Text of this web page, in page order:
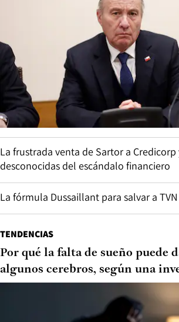
La frustrada venta de Sartor a
desconocidas del escándalo financiero
La fórmula Dussaillant para salvar a TVN
TENDENCIAS
Por qué la falta de sueño puede
algunos cerebros, según una